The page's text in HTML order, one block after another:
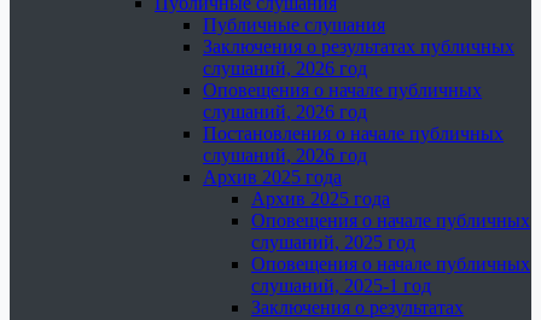
Публичные слушания
Заключения о результатах публичных
слушаний, 2026 год
Оповещения о начале публичных
слушаний, 2026 год
Постановления о начале публичных
слушаний, 2026 год
Архив 2025 года
Архив 2025 года
Оповещения о начале публичных
слушаний, 2025 год
Оповещения о начале публичных
слушаний, 2025-1 год
Заключения о результатах